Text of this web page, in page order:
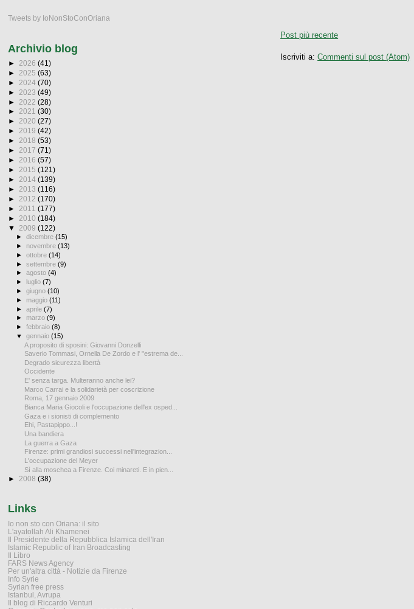
Post più recente
Iscriviti a:Commenti sul post (Atom)
Tweets by IoNonStoConOriana
Archivio blog
► 2026 (41)
► 2025 (63)
► 2024 (70)
► 2023 (49)
► 2022 (28)
► 2021 (30)
► 2020 (27)
► 2019 (42)
► 2018 (53)
► 2017 (71)
► 2016 (57)
► 2015 (121)
► 2014 (139)
► 2013 (116)
► 2012 (170)
► 2011 (177)
► 2010 (184)
▼ 2009 (122)
►dicembre(15)
► novembre(13)
►ottobre(14)
►settembre(9)
►agosto(4)
►
luglio(7)
►giugno(10)
► maggio(11)
►aprile(7)
► marzo(9)
►febbraio(8)
▼gennaio(15)
A proposito di sposini: Giovanni Donzelli
Saverio Tommasi, Ornella De Zordo e l' "estrema de...
Degrado sicurezza libertà
Occidente
E' senza targa. Multeranno anche lei?
Marco Carrai e la solidarietà per coscrizione
Roma, 17 gennaio 2009
Bianca Maria Giocoli e l'occupazione dell'ex osped...
Gaza e i sionisti di complemento
Ehi, Pastapippo...!
Una bandiera
La guerra a Gaza
Firenze: primi grandiosi successi nell'integrazion...
L'occupazione del Meyer
Sì alla moschea a Firenze. Coi minareti. E in pien...
► 2008 (38)
Links
Io non sto con Oriana: il sito
L'ayatollah Ali Khamenei
Il Presidente della Repubblica Islamica dell'Iran
Islamic Republic of Iran Broadcasting
Il Libro
FARS News Agency
Per un'altra città - Notizie da Firenze
Info Syrie
Syrian free press
Istanbul, Avrupa
Il blog di Riccardo Venturi